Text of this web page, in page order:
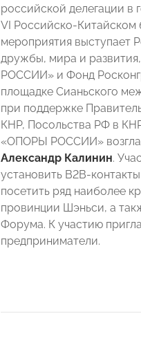
российской делегации в
VI Российско-Китайском
мероприятия выступает
дружбы, мира и
РОССИИ» и Фонд
площадке Сианьского
при поддержке
КНР, Посольства РФ в
«ОПОРЫ РОССИИ»
Александр Калинин.
установить B2B-
посетить ряд наиболее
провинции Шэньси, а
Форума. К участию
предприниматели.